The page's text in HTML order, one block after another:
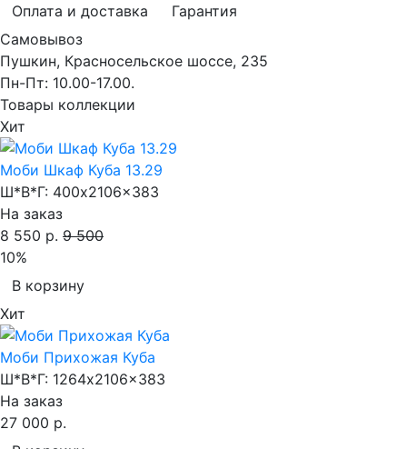
Оплата и доставка
Гарантия
Самовывоз
Пушкин, Красносельское шоссе, 235
Пн-Пт: 10.00-17.00.
Товары коллекции
Хит
Моби Шкаф Куба 13.29
Ш*В*Г: 400x2106x383
На заказ
8 550 р. 9 500
10%
В корзину
Хит
Моби Прихожая Куба
Ш*В*Г: 1264x2106x383
На заказ
27 000 р.